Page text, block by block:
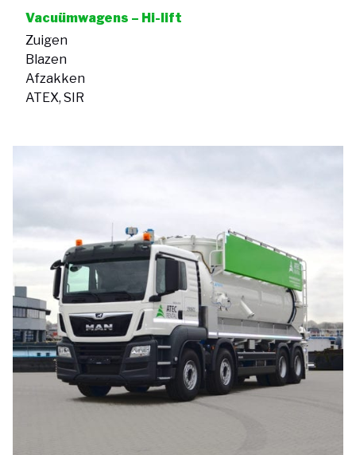
Vacuümwagens – Hi-lift
Zuigen
Blazen
Afzakken
ATEX, SIR